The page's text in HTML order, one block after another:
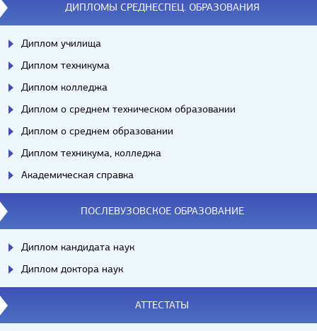
ДИПЛОМЫ СРЕДНЕСПЕЦ. ОБРАЗОВАНИЯ
Диплом училища
Диплом техникума
Диплом колледжа
Диплом о среднем техническом образовании
Диплом о среднем образовании
Диплом техникума, колледжа
Академическая справка
ПОСЛЕВУЗОВСКОЕ ОБРАЗОВАНИЕ
Диплом кандидата наук
Диплом доктора наук
АТТЕСТАТЫ